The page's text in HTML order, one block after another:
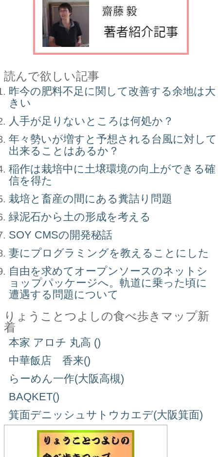
読んで欲しい記事
昨今の肥料不足に関して改善する余地は大
きい
人手が足りないところは何処か？
年々勢いが増すと予想される台風に対して
出来ることはあるか？
稲作は栽培中に土壌環境の向上ができる確
信を得た
栽培と畜産の間にある糞詰り問題
緑泥石から土の形成を考える
SOY CMSの開発秘話
妻にプログラミングを教えることにした
自由を求めてオープンソースのネットシ
ョップパッケージへ。軌道に乗った頃に
遭遇する問題について
りょうことつよしの食べ歩きマップ新
着
本家 アロチ 丸高 ()
中華飯店 香来()
らーめん一作(大阪高槻)
BAQKET()
箕面デニッシュサトウカエデ(大阪箕面)